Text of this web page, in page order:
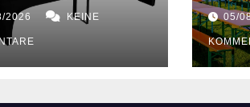
2026 KEINE 05/